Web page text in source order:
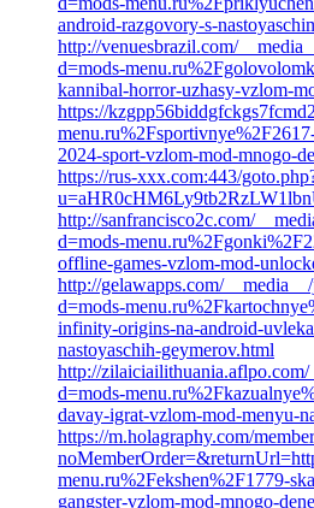
android-razgovory-s-
http://venuesbrazil.com/
d=mods-
kannibal-horror-uzhasy-vzlom-
https://
2024-sport-vzlom-mod-mnogo-
https://rus-xxx.com:443/
http://sanfrancisco2c.com/
d=mods-
offline-games-vzlom-mod-
http://gelawapps.com/
d=mods-
infinity-origins-na-android-
nastoyaschih-geymerov.html
http://zilaiciailithuania.aflpo.com/
d=mods-
davay-igrat-vzlom-mod-menyu-
https://m.holagraphy.com/
menu.ru%2Fekshen%2F1779-
gangster-vzlom-mod-mnogo-